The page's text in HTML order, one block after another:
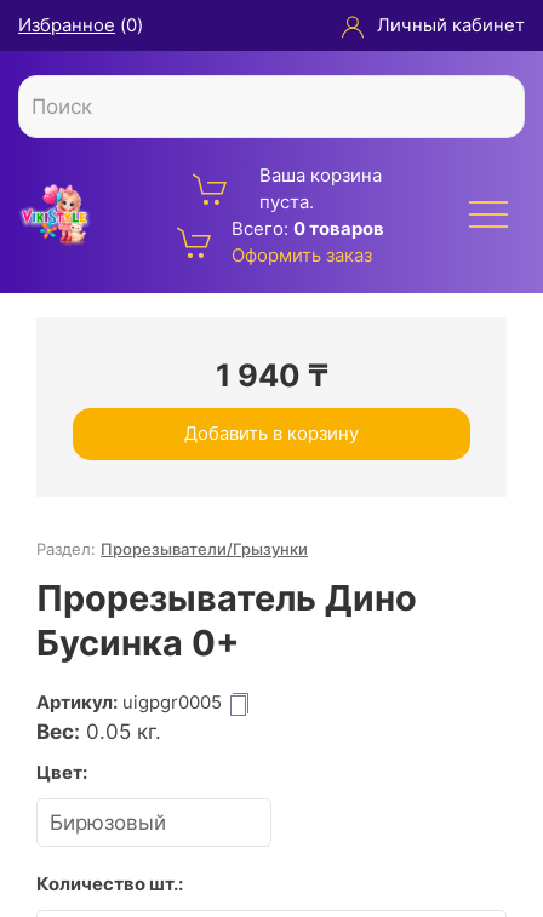
Избранное (0) Личный кабинет
Ваша корзина
пуста.
Всего: 0 товаров
Оформить заказ
1 940 ₸
Добавить в корзину
Раздел: Прорезыватели/Грызунки
Прорезыватель Дино
Бусинка 0+
Артикул: uigpgr0005
Вес: 0.05 кг.
Цвет:
Количество шт.: